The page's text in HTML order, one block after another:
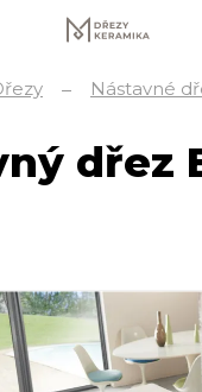
Nástavné
dřez